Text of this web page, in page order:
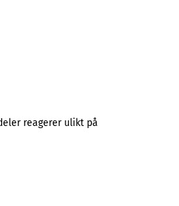
reagerer ulikt på